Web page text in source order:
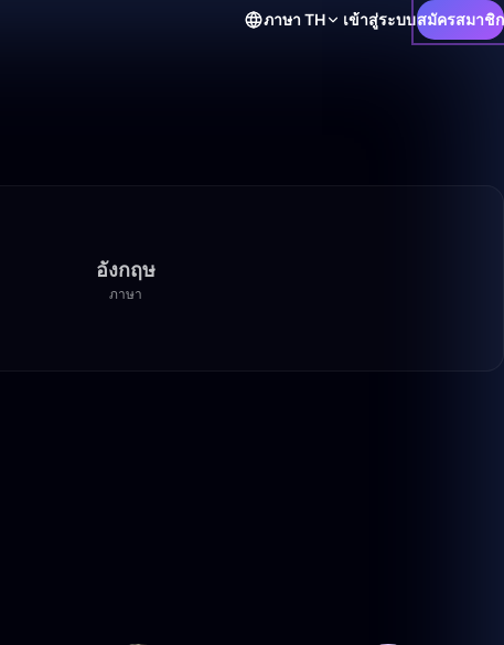
ภาษา TH เข้าสู่ระบบสมัครสมาชิก
อังกฤษ
ภาษา